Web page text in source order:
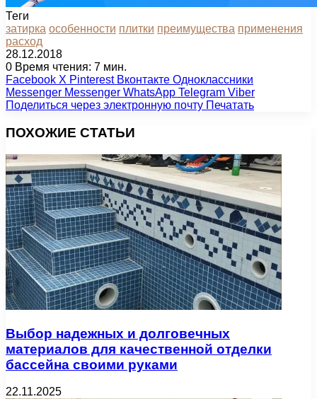
Теги
затирка особенности плитки преимущества применения
расход
28.12.2018
0 Время чтения: 7 мин.
Facebook X Pinterest Вконтакте Одноклассники
Messenger Messenger WhatsApp Telegram Viber
Поделиться через электронную почту Печатать
ПОХОЖИЕ СТАТЬИ
Выбор надежных и долговечных
материалов для качественной отделки
бассейна своими руками
22.11.2025